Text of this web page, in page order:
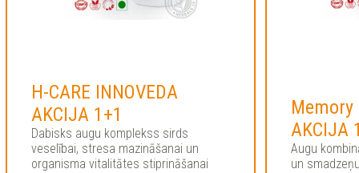
H-CARE INNOVEDA
AKCIJA 1+1
Dabisks augu komplekss sirds
veselībai, stresa mazināšanai un
organisma vitalitātes stiprināšanai
Memory
AKCIJA
Augu
un